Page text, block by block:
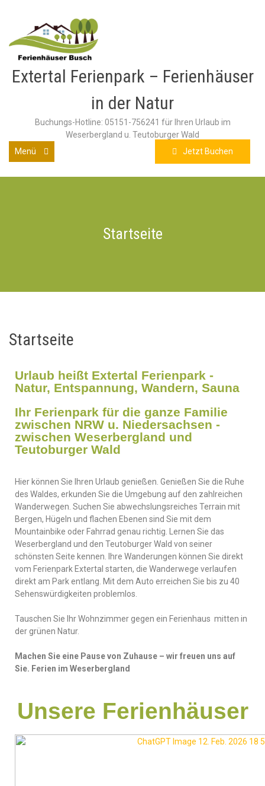
Extertal Ferienpark – Ferienhäuser
in der Natur
Buchungs-Hotline: 05151-756241 für Ihren Urlaub im
Weserbergland u. Teutoburger Wald
Menü
Jetzt Buchen
Startseite
Startseite
Urlaub heißt Extertal Ferienpark -
Natur, Entspannung, Wandern, Sauna
Ihr Ferienpark für die ganze Familie
zwischen NRW u. Niedersachsen -
zwischen Weserbergland und
Teutoburger Wald
Hier können Sie Ihren Urlaub genießen. Genießen Sie die Ruhe
des Waldes, erkunden Sie die Umgebung auf den zahlreichen
Wanderwegen. Suchen Sie abwechslungsreiches Terrain mit
Bergen, Hügeln und flachen Ebenen sind Sie mit dem
Mountainbike oder Fahrrad genau richtig. Lernen Sie das
Weserbergland und den Teutoburger Wald von seiner
schönsten Seite kennen. Ihre Wanderungen können Sie direkt
vom Ferienpark Extertal starten, die Wanderwege verlaufen
direkt am Park entlang. Mit dem Auto erreichen Sie bis zu 40
Sehenswürdigkeiten problemlos.
Tauschen Sie Ihr Wohnzimmer gegen ein Ferienhaus mitten in
der grünen Natur.
Machen Sie eine Pause von Zuhause – wir freuen uns auf
Sie. Ferien im Weserbergland
Unsere Ferienhäuser